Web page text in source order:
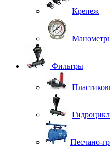
Крепеж
Фильтры
Песчано-